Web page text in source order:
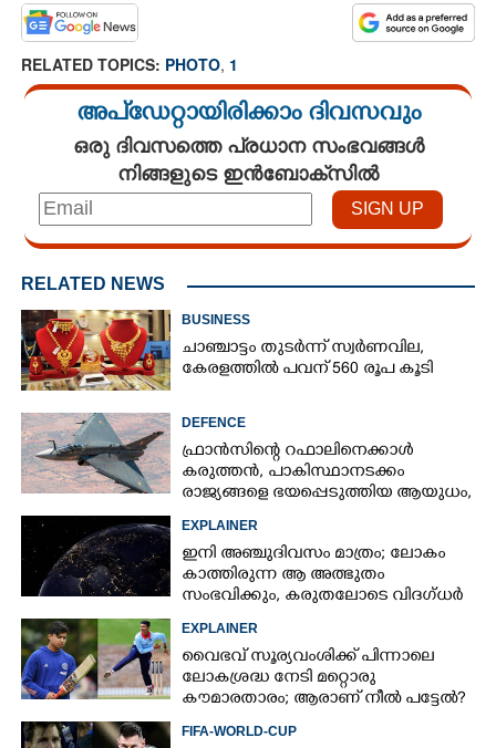
ZOOM
RELATED TOPICS: PHOTO, 1
അപ്ഡേറ്റായിരിക്കാം ദിവസവും
ഒരു ദിവസത്തെ പ്രധാന സംഭവങ്ങൾ
നിങ്ങളുടെ ഇൻബോക്സിൽ
RELATED NEWS
BUSINESS
ചാഞ്ചാട്ടം തുടർന്ന് സ്വർണവില,
കേരളത്തിൽ പവന് 560 രൂപ കൂടി
DEFENCE
ഫ്രാൻസിന്റെ റഫാലിനെക്കാൾ
കരുത്തൻ,​ പാകിസ്ഥാനടക്കം
രാജ്യങ്ങളെ ഭയപ്പെടുത്തിയ ആയുധം,​
EXPLAINER
ഇനി അഞ്ചുദിവസം മാത്രം; ലോകം
കാത്തിരുന്ന ആ അത്ഭുതം
സംഭവിക്കും, കരുതലോടെ വിദഗ്ധർ
EXPLAINER
വൈഭവ് സൂര്യവംശിക്ക് പിന്നാലെ
ലോകശ്രദ്ധ നേടി മറ്റൊരു
കൗമാരതാരം; ആരാണ് നീൽ പട്ടേൽ?
FIFA-WORLD-CUP